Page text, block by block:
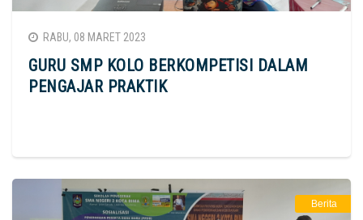
RABU, 08 MARET 2023
GURU SMP KOLO BERKOMPETISI DALAM
PENGAJAR PRAKTIK
Berita